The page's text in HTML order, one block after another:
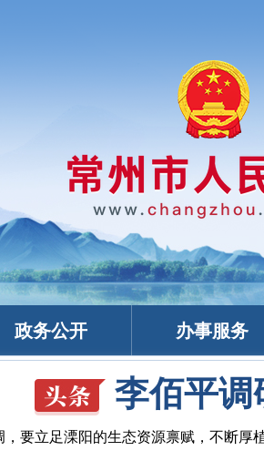
政务公开 办事服务
李佰平调
要立足溧阳的生态资源禀赋，不断